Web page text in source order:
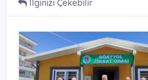
İlginizi Çekebilir